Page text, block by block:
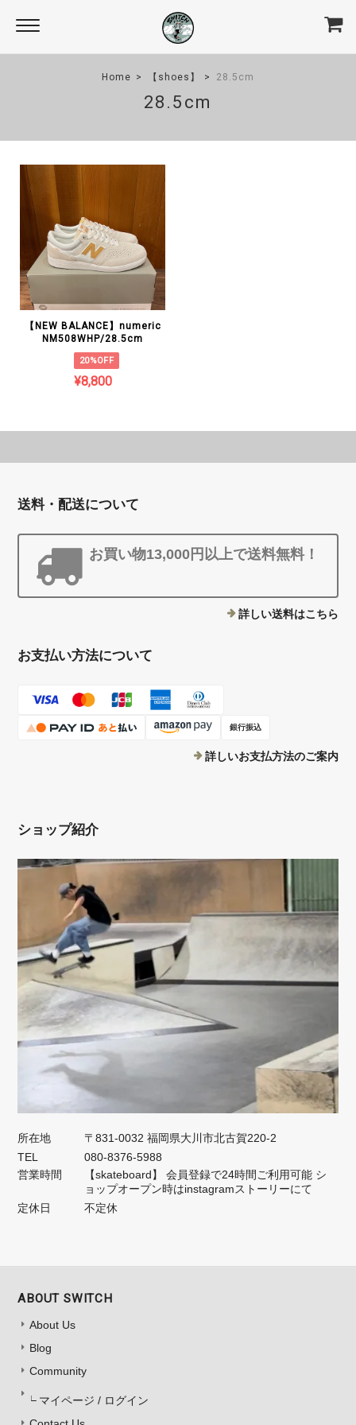
Home 【shoes】 28.5cm
28.5cm
【NEW BALANCE】numeric
NM508WHP/28.5cm
20%OFF
¥8,800
送料・配送について
お買い物13,000円以上で送料無料！
詳しい送料はこちら
お支払い方法について
銀行振込
詳しいお支払方法のご案内
ショップ紹介
所在地
〒831-0032 福岡県大川市北古賀220-2
TEL
080-8376-5988
営業時間
【skateboard】 会員登録で24時間ご利用可能 シ
ョップオープン時はinstagramストーリーにて
定休日
不定休
ABOUT SWITCH
About Us
Blog
Community
マイページ / ログイン